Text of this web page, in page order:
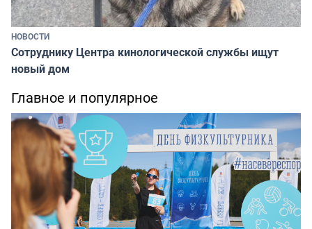
НОВОСТИ
Сотруднику Центра кинологической службы ищут
новый дом
Главное и популярное